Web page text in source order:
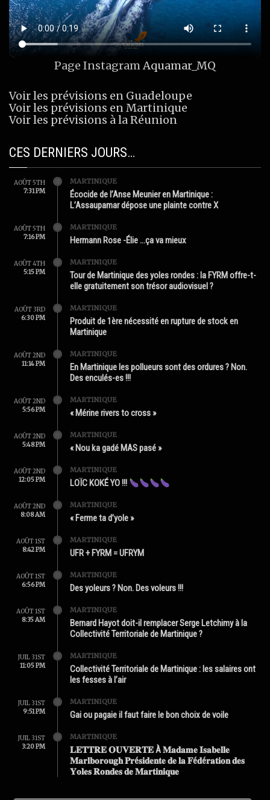
Page InstagramAquamar_MQ
Voir les prévisions en Guadeloupe
Voir les prévisions en Martinique
Voir les prévisions à la Réunion
CES DERNIERS JOURS…
AOÛT 5TH
7:31 PM
MARTINIQUE
Écocide de l’Anse Meunier en Martinique :
L’Assaupamar dépose une plainte contre X
AOÛT 5TH
7:16 PM
MARTINIQUE
Hermann Rose -Élie …ça va mieux
AOÛT 4TH
5:15 PM
MARTINIQUE
Tour de Martinique des yoles rondes : la FYRM offre-t-
elle gratuitement son trésor audiovisuel ?
AOÛT 3RD
6:30 PM
MARTINIQUE
Produit de 1ère nécessité en rupture de stock en
Martinique
AOÛT 2ND
11:14 PM
MARTINIQUE
En Martinique les pollueurs sont des ordures ? Non.
Des enculés-es !!!
AOÛT 2ND
5:56 PM
MARTINIQUE
« Mérine rivers to cross »
AOÛT 2ND
5:48 PM
MARTINIQUE
« Nou ka gadé MAS pasé »
AOÛT 2ND
12:05 PM
MARTINIQUE
LOÏC KOKÉ YO !!!
AOÛT 2ND
8:08 AM
MARTINIQUE
« Ferme ta d’yole »
AOÛT 1ST
8:42 PM
MARTINIQUE
UFR + FYRM = UFRYM
AOÛT 1ST
6:56 PM
MARTINIQUE
Des yoleurs ? Non. Des voleurs !!!
AOÛT 1ST
8:35 AM
MARTINIQUE
Bernard Hayot doit-il remplacer Serge Letchimy à la
Collectivité Territoriale de Martinique ?
JUIL 31ST
11:05 PM
MARTINIQUE
Collectivité Territoriale de Martinique : les salaires ont
les fesses à l’air
JUIL 31ST
9:51 PM
MARTINIQUE
Gai ou pagaie il faut faire le bon choix de voile
JUIL 31ST
3:20 PM
MARTINIQUE
𝐋𝐄𝐓𝐓𝐑𝐄 𝐎𝐔𝐕𝐄𝐑𝐓𝐄 À 𝐌𝐚𝐝𝐚𝐦𝐞 𝐈𝐬𝐚𝐛𝐞𝐥𝐥𝐞
𝐌𝐚𝐫𝐥𝐛𝐨𝐫𝐨𝐮𝐠𝐡 𝐏𝐫é𝐬𝐢𝐝𝐞𝐧𝐭𝐞 𝐝𝐞 𝐥𝐚 𝐅é𝐝é𝐫𝐚𝐭𝐢𝐨𝐧 𝐝𝐞𝐬
𝐘𝐨𝐥𝐞𝐬 𝐑𝐨𝐧𝐝𝐞𝐬 𝐝𝐞 𝐌𝐚𝐫𝐭𝐢𝐧𝐢𝐪𝐮𝐞